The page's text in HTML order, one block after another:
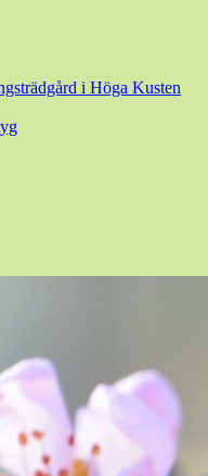
i Höga Kusten